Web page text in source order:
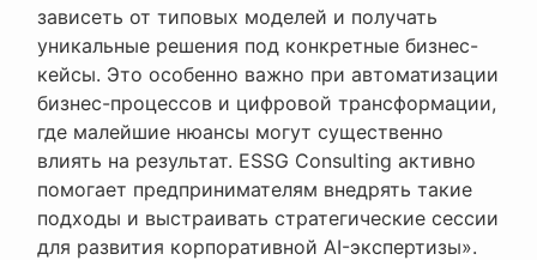
зависеть от типовых моделей и получать
уникальные решения под конкретные бизнес-
кейсы. Это особенно важно при автоматизации
бизнес-процессов и цифровой трансформации,
где малейшие нюансы могут существенно
влиять на результат. ESSG Consulting активно
помогает предпринимателям внедрять такие
подходы и выстраивать стратегические сессии
для развития корпоративной AI-экспертизы».